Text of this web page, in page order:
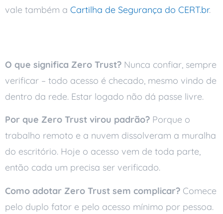
vale também a Cartilha de Segurança do CERT.br.
O que significa Zero Trust? Nunca confiar, sempre
verificar – todo acesso é checado, mesmo vindo de
dentro da rede. Estar logado não dá passe livre.
Por que Zero Trust virou padrão? Porque o
trabalho remoto e a nuvem dissolveram a muralha
do escritório. Hoje o acesso vem de toda parte,
então cada um precisa ser verificado.
Como adotar Zero Trust sem complicar? Comece
pelo duplo fator e pelo acesso mínimo por pessoa.